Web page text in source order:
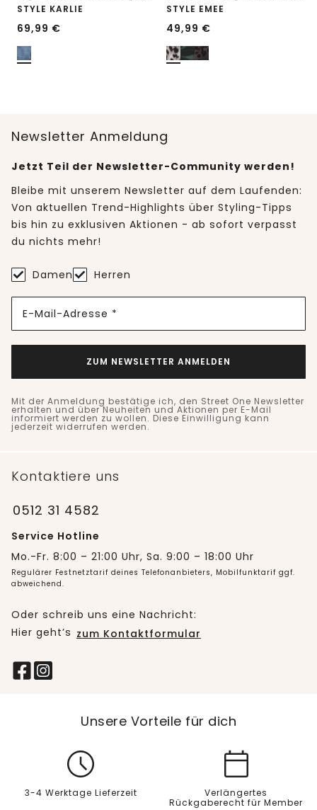
STYLE KARLIE
69,99 €
STYLE EMEE
49,99 €
Newsletter Anmeldung
Jetzt Teil der Newsletter-Community werden!
Bleibe mit unserem Newsletter auf dem Laufenden:
Von aktuellen Trend-Highlights über Styling-Tipps
bis hin zu exklusiven Aktionen - ab sofort verpasst
du nichts mehr!
Damen Herren
E-Mail-Adresse *
ZUM NEWSLETTER ANMELDEN
Mit der Anmeldung bestätige ich, den Street One Newsletter
erhalten und über Neuheiten und Aktionen per E-Mail
informiert werden zu wollen. Diese Einwilligung kann
jederzeit widerrufen werden.
Kontaktiere uns
0512 31 4582
Service Hotline
Mo.-Fr. 8:00 – 21:00 Uhr, Sa. 9:00 – 18:00 Uhr
Regulärer Festnetztarif deines Telefonanbieters, Mobilfunktarif ggf.
abweichend.
Oder schreib uns eine Nachricht:
Hier geht’s zum Kontaktformular
Unsere Vorteile für dich
3-4 Werktage Lieferzeit
Verlängertes
Rückgaberecht für Member